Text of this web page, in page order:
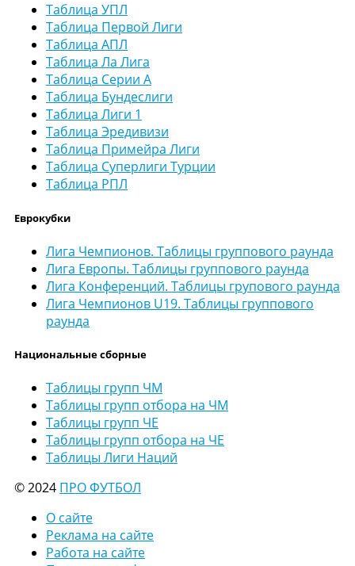
Таблица УПЛ
Таблица Первой Лиги
Таблица АПЛ
Таблица Ла Лига
Таблица Серии А
Таблица Бундеслиги
Таблица Лиги 1
Таблица Эредивизи
Таблица Примейра Лиги
Таблица Суперлиги Турции
Таблица РПЛ
Еврокубки
Лига Чемпионов. Таблицы группового раунда
Лига Европы. Таблицы группового раунда
Лига Конференций. Таблицы групового раунда
Лига Чемпионов U19. Таблицы группового
раунда
Национальные сборные
Таблицы групп ЧМ
Таблицы групп отбора на ЧМ
Таблицы групп ЧЕ
Таблицы групп отбора на ЧЕ
Таблицы Лиги Наций
© 2024 ПРО ФУТБОЛ
О сайте
Реклама на сайте
Работа на сайте